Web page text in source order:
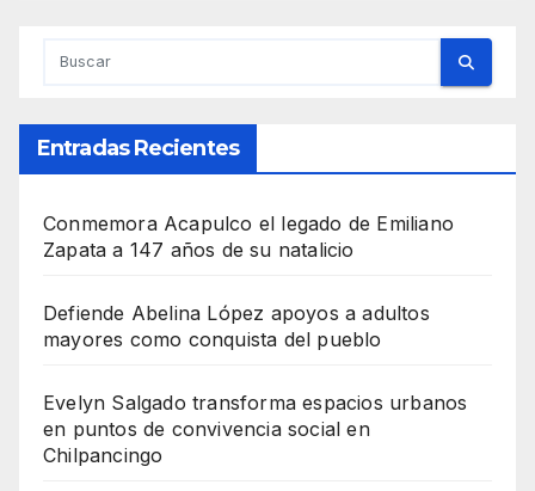
Entradas Recientes
Conmemora Acapulco el legado de Emiliano
Zapata a 147 años de su natalicio
Defiende Abelina López apoyos a adultos
mayores como conquista del pueblo
Evelyn Salgado transforma espacios urbanos
en puntos de convivencia social en
Chilpancingo